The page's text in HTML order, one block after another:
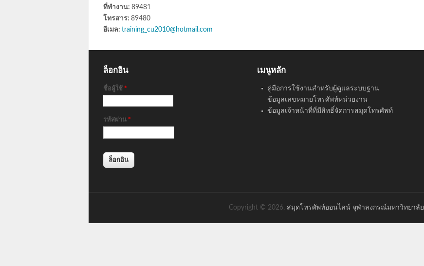
ที่ทำงาน: 89481
โทรสาร: 89480
อีเมล: training_cu2010@hotmail.com
ล็อกอิน
ชื่อผู้ใช้ *
รหัสผ่าน *
เมนูหลัก
คู่มือการใช้งานสำหรับผู้ดูแลระบบฐาน
ข้อมูลเลขหมายโทรศัพท์หน่วยงาน
ข้อมูลเจ้าหน้าที่ที่มีสิทธิ์จัดการสมุดโทรศัพท์
Copyright © 2026, สมุดโทรศัพท์ออนไลน์ จุฬาลงกรณ์มหาวิทยาลัย